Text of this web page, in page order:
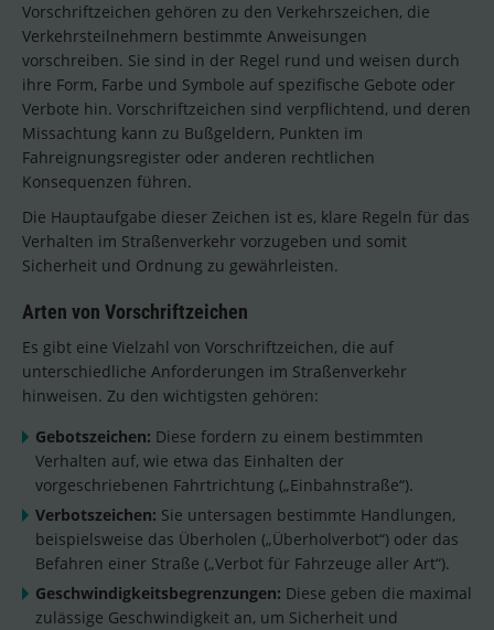
Vorschriftzeichen gehören zu den Verkehrszeichen, die
Verkehrsteilnehmern bestimmte Anweisungen
vorschreiben. Sie sind in der Regel rund und weisen durch
ihre Form, Farbe und Symbole auf spezifische Gebote oder
Verbote hin. Vorschriftzeichen sind verpflichtend, und deren
Missachtung kann zu Bußgeldern, Punkten im
Fahreignungsregister oder anderen rechtlichen
Konsequenzen führen.
Die Hauptaufgabe dieser Zeichen ist es, klare Regeln für das
Verhalten im Straßenverkehr vorzugeben und somit
Sicherheit und Ordnung zu gewährleisten.
Arten von Vorschriftzeichen
Es gibt eine Vielzahl von Vorschriftzeichen, die auf
unterschiedliche Anforderungen im Straßenverkehr
hinweisen. Zu den wichtigsten gehören:
Gebotszeichen: Diese fordern zu einem bestimmten
Verhalten auf, wie etwa das Einhalten der
vorgeschriebenen Fahrtrichtung („Einbahnstraße“).
Verbotszeichen: Sie untersagen bestimmte Handlungen,
beispielsweise das Überholen („Überholverbot“) oder das
Befahren einer Straße („Verbot für Fahrzeuge aller Art“).
Geschwindigkeitsbegrenzungen: Diese geben die maximal
zulässige Geschwindigkeit an, um Sicherheit und